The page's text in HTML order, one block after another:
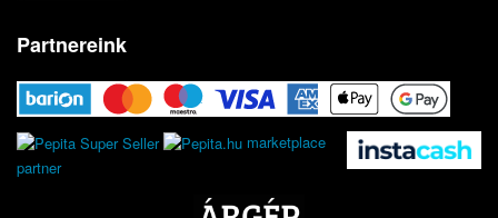
Partnereink
marketplace
partner